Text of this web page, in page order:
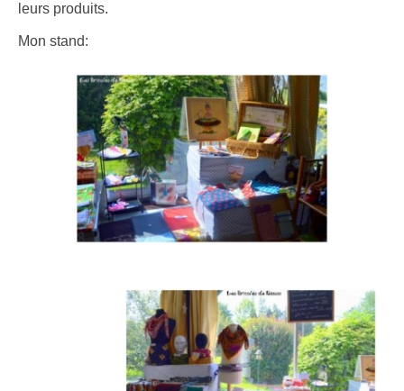
leurs produits.
Mon stand: